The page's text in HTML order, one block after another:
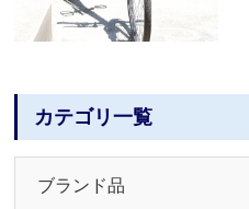
カテゴリ一覧
ブランド品